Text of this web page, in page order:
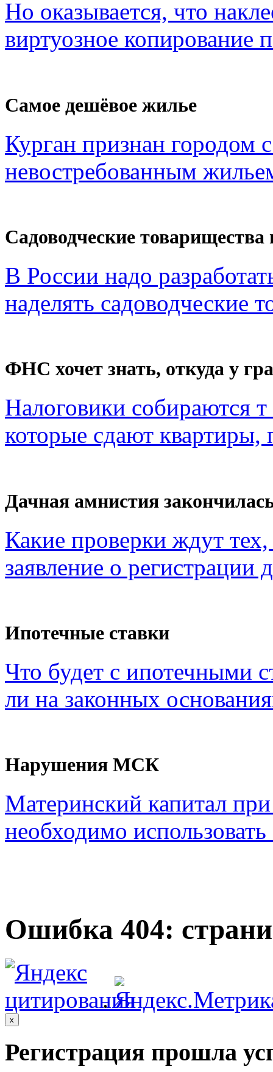
Но оказывается, что
виртуозное копирование
Самое дешёвое жилье
Курган признан
невостребованным
Садоводческие
В России надо
наделять садоводческие
ФНС хочет знать, откуда у
Налоговики собираются
которые сдают квартиры,
Дачная амнистия
Какие проверки ждут
заявление о регистрации
Ипотечные ставки
Что будет с ипотечными
ли на законных
Нарушения МСК
Материнский капитал
необходимо использовать
Ошибка 404:
.
x
Регистрация прошла